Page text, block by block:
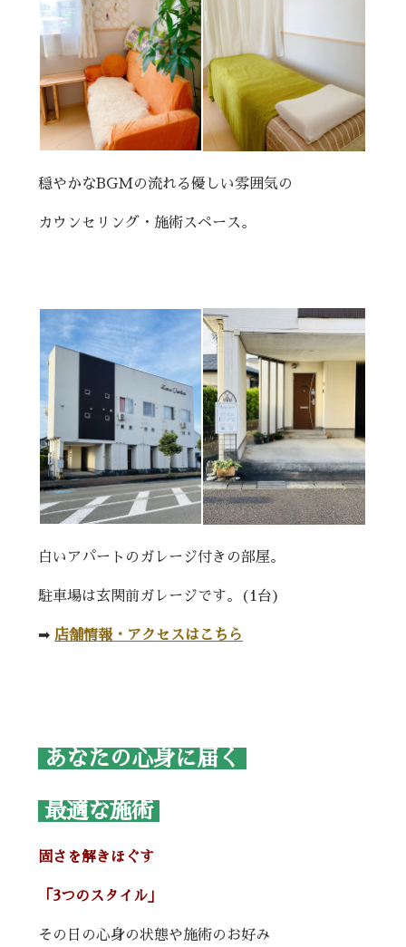
穏やかなBGMの流れる優しい雰囲気の
カウンセリング・施術スペース。
白いアパートのガレージ付きの部屋。
駐車場は玄関前ガレージです。(1台)
➡︎ 店舗情報・アクセスはこちら
あなたの心身に届く
最適な施術
固さを解きほぐす
「3つのスタイル」
その日の心身の状態や施術のお好み